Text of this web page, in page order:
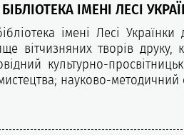
ІМЕНІ ЛЕСІ
імені Лесі
вітчизняних творів
культурно-
науково-